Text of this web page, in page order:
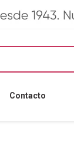
Contacto